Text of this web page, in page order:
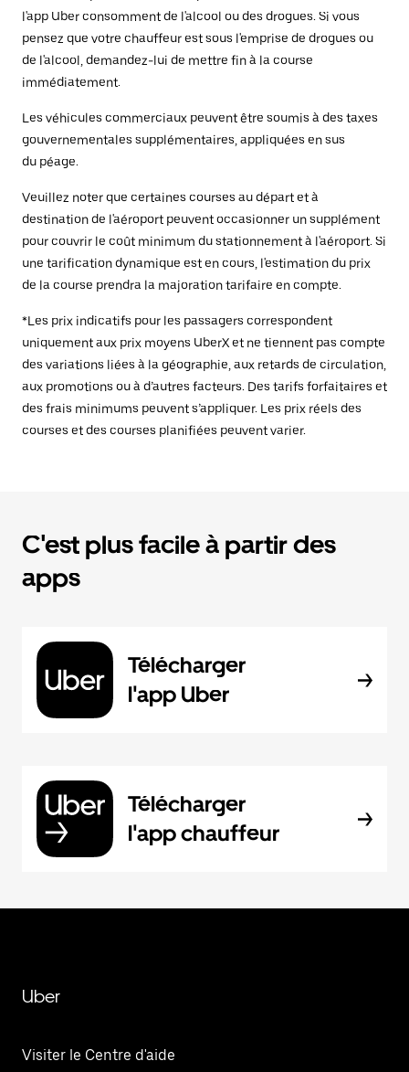
l'app Uber consomment de l'alcool ou des drogues. Si vous
pensez que votre chauffeur est sous l'emprise de drogues ou
de l'alcool, demandez-lui de mettre fin à la course
immédiatement.
Les véhicules commerciaux peuvent être soumis à des taxes
gouvernementales supplémentaires, appliquées en sus
du péage.
Veuillez noter que certaines courses au départ et à
destination de l'aéroport peuvent occasionner un supplément
pour couvrir le coût minimum du stationnement à l'aéroport. Si
une tarification dynamique est en cours, l'estimation du prix
de la course prendra la majoration tarifaire en compte.
*Les prix indicatifs pour les passagers correspondent
uniquement aux prix moyens UberX et ne tiennent pas compte
des variations liées à la géographie, aux retards de circulation,
aux promotions ou à d’autres facteurs. Des tarifs forfaitaires et
des frais minimums peuvent s’appliquer. Les prix réels des
courses et des courses planifiées peuvent varier.
C'est plus facile à partir des
apps
Télécharger
l'app Uber
Télécharger
l'app chauffeur
Uber
Visiter le Centre d'aide